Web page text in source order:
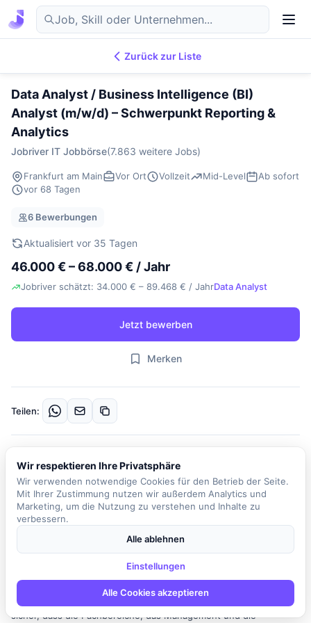
DE
Zurück zur Liste
Data Analyst / Business Intelligence (BI)
Analyst (m/w/d) – Schwerpunkt Reporting &
Analytics
Jobriver IT Jobbörse(7.863 weitere Jobs)
Frankfurt am Main Vor Ort Vollzeit Mid-Level
Ab sofort
vor 68 Tagen
6 Bewerbungen
Aktualisiert vor 35 Tagen
46.000 € – 68.000 € / Jahr
Jobriver schätzt: 34.000 € – 89.468 € / JahrData Analyst
Jetzt bewerben
Merken
Teilen:
Das Unternehmen ist ein führendes Auktionshaus im Bereich Kfz-
Remarketing in Europa und beschäftigt deutschlandweit über 400
Mitarbeiter. Zur Verstärkung des Teams in der
Unternehmenszentrale in Frankfurt am Main wird ein Data Analyst
/ Business Intelligence (BI) Analyst gesucht, der sich auf
Reporting und Analytics spezialisiert hat. In dieser Rolle sind Sie
ein aktiver Sparringspartner, der dafür verantwortlich ist, aus
Daten klare und belastbare Entscheidungsgrundlagen zu
generieren. Sie schaffen echte Mehrwerte aus Zahlen und stellen
sicher, dass die Fachbereiche, das Management und die
Wir respektieren Ihre Privatsphäre
Wir verwenden notwendige Cookies für den Betrieb der Seite.
Mit Ihrer Zustimmung nutzen wir außerdem Analytics und
Marketing, um die Nutzung zu verstehen und Inhalte zu
verbessern.
Alle ablehnen
Einstellungen
Alle Cookies akzeptieren